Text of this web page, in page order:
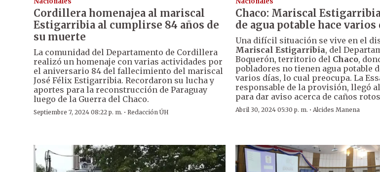
Cordillera homenajea al mariscal
Estigarribia al cumplirse 84 años de
su muerte
La comunidad del Departamento de Cordillera
realizó un homenaje con varias actividades por
el aniversario 84 del fallecimiento del mariscal
José Félix Estigarribia. Recordaron su lucha y
aportes para la reconstrucción de Paraguay
luego de la Guerra del Chaco.
Septiembre 7, 2024 08:22 p. m. · Redacción ÚH
Chaco: Mariscal
de agua potable hace varios
Una difícil situación se vive en el
Mariscal Estigarribia, del
Boquerón, territorio del Chaco,
pobladores no tienen agua potable
varios días, lo cual preocupa. La
responsable de la provisión, llegó
para dar aviso acerca de caños
Abril 30, 2024 05:30 p. m. ·Alcides Manena